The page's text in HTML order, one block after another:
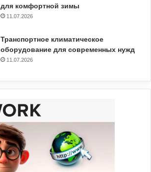
для комфортной зимы
11.07.2026
Транспортное климатическое
оборудование для современных нужд
11.07.2026